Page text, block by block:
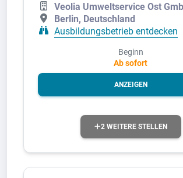
Veolia Umweltservice Ost
Berlin, Deutschland
Ausbildungsbetrieb entdecken
Beginn
Ab sofort
ANZEIGEN
2 WEITERE STELLEN